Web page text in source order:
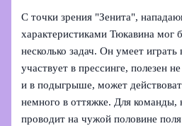
С точки зрения "Зенита",
характеристиками Тюкавина мог
несколько задач. Он умеет
участвует в прессинге, полезен
и в подыгрыше, может
немного в оттяжке. Для команды,
проводит на чужой половине